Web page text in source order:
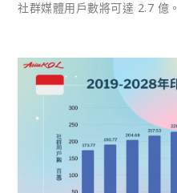
社群媒體用戶數將可達 2.7 億。